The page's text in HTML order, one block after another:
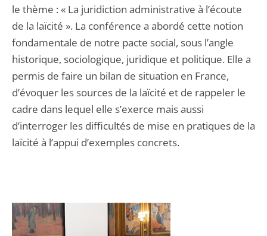
le thème : « La juridiction administrative à l’écoute
de la laïcité ». La conférence a abordé cette notion
fondamentale de notre pacte social, sous l’angle
historique, sociologique, juridique et politique. Elle a
permis de faire un bilan de situation en France,
d’évoquer les sources de la laïcité et de rappeler le
cadre dans lequel elle s’exerce mais aussi
d’interroger les difficultés de mise en pratiques de la
laïcité à l’appui d’exemples concrets.